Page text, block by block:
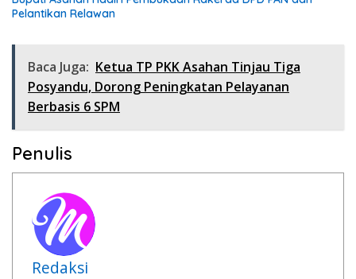
Pelantikan Relawan
Baca Juga: Ketua TP PKK Asahan Tinjau Tiga
Posyandu, Dorong Peningkatan Pelayanan
Berbasis 6 SPM
Penulis
Redaksi